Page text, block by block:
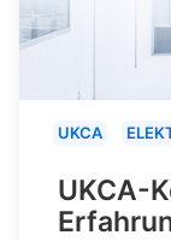
UKCA
UKCA-